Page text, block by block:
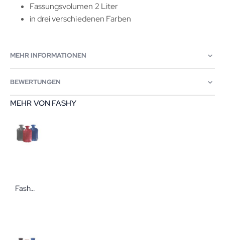
Fassungsvolumen 2 Liter
in drei verschiedenen Farben
MEHR INFORMATIONEN
BEWERTUNGEN
MEHR VON FASHY
Fashy Wärmflasche Halblamelle In verschiedenen Ausführungen